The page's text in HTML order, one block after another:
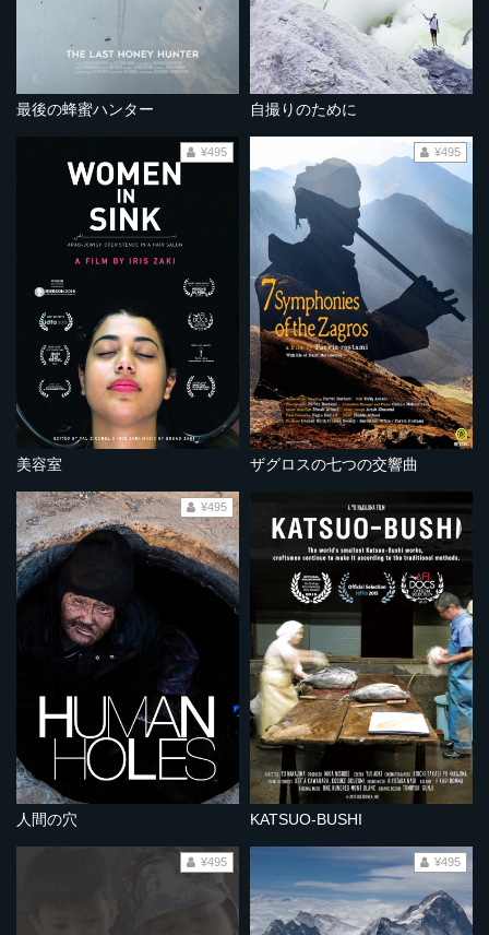
最後の蜂蜜ハンター 自撮りのために
美容室
¥495
ザグロスの七つの交響曲
¥495
人間の穴
¥495
KATSUO-BUSHI
¥495 ¥495